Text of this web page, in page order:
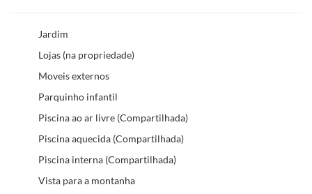
Jardim
Lojas (na propriedade)
Moveis externos
Parquinho infantil
Piscina ao ar livre (Compartilhada)
Piscina aquecida (Compartilhada)
Piscina interna (Compartilhada)
Vista para a montanha